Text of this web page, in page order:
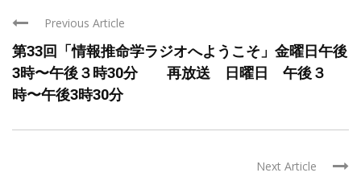
Previous Article
第33回「情報推命学ラジオへようこそ」金曜日午後
3時〜午後３時30分 再放送 日曜日 午後３
時〜午後3時30分
Next Article